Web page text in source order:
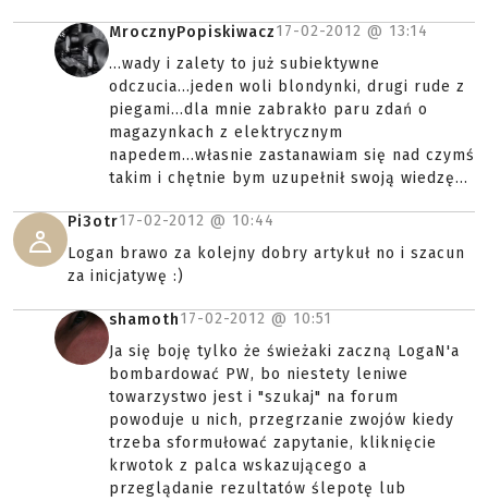
MrocznyPopiskiwacz17-02-2012 @ 13:14
...wady i zalety to już subiektywne
odczucia...jeden woli blondynki, drugi rude z
piegami...dla mnie zabrakło paru zdań o
magazynkach z elektrycznym
napedem...własnie zastanawiam się nad czymś
takim i chętnie bym uzupełnił swoją wiedzę...
Pi3otr17-02-2012 @ 10:44
Logan brawo za kolejny dobry artykuł no i szacun
za inicjatywę :)
shamoth17-02-2012 @ 10:51
Ja się boję tylko że świeżaki zaczną LogaN'a
bombardować PW, bo niestety leniwe
towarzystwo jest i "szukaj" na forum
powoduje u nich, przegrzanie zwojów kiedy
trzeba sformułować zapytanie, kliknięcie
krwotok z palca wskazującego a
przeglądanie rezultatów ślepotę lub